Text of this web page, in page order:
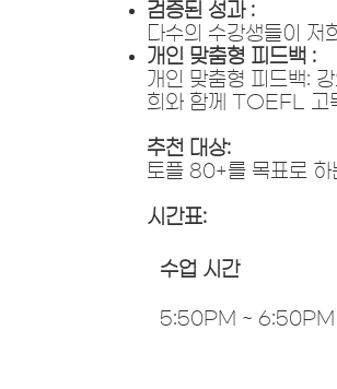
검증된 성과 :
다수의 수강생들이
개인 맞춤형 피드백 :
개인 맞춤형 피드백:
희와 함께 TOEFL 고
추천 대상:
토플 80+를 목표로 하
시간표:
수업 시간
5:50PM ~ 6:50PM